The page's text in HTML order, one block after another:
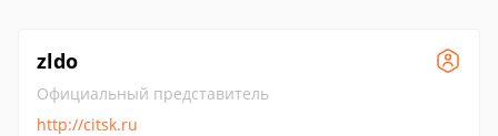
zldo
Официальный представитель
http://citsk.ru